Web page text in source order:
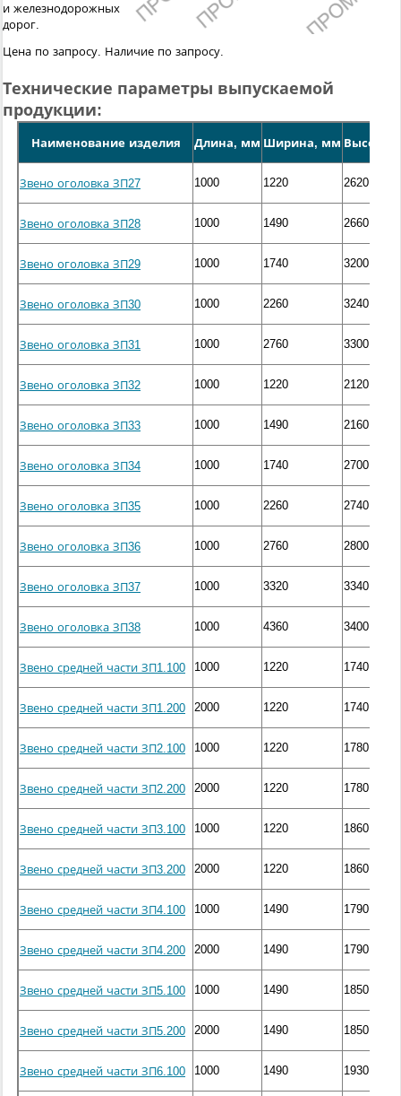
и железнодорожных
дорог.
Цена по запросу. Наличие по запросу.
Технические параметры выпускаемой
продукции:
Наименование изделия Длина, мм Ширина, мм Высота,
Звено оголовка ЗП27 1000 1220 2620
Звено оголовка ЗП28 1000 1490 2660
Звено оголовка ЗП29 1000 1740 3200
Звено оголовка ЗП30 1000 2260 3240
Звено оголовка ЗП31 1000 2760 3300
Звено оголовка ЗП32 1000 1220 2120
Звено оголовка ЗП33 1000 1490 2160
Звено оголовка ЗП34 1000 1740 2700
Звено оголовка ЗП35 1000 2260 2740
Звено оголовка ЗП36 1000 2760 2800
Звено оголовка ЗП37 1000 3320 3340
Звено оголовка ЗП38 1000 4360 3400
Звено средней части ЗП1.100 1000 1220 1740
Звено средней части ЗП1.200 2000 1220 1740
Звено средней части ЗП2.100 1000 1220 1780
Звено средней части ЗП2.200 2000 1220 1780
Звено средней части ЗП3.100 1000 1220 1860
Звено средней части ЗП3.200 2000 1220 1860
Звено средней части ЗП4.100 1000 1490 1790
Звено средней части ЗП4.200 2000 1490 1790
Звено средней части ЗП5.100 1000 1490 1850
Звено средней части ЗП5.200 2000 1490 1850
Звено средней части ЗП6.100 1000 1490 1930